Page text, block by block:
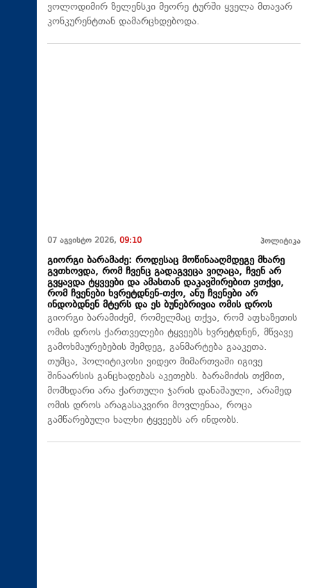
ვოლოდიმირ ზელენსკი მეორე ტურში ყველა მთავარ
კონკურენტთან დამარცხდებოდა.
07 აგვისტო 2026, 09:10 პოლიტიკა
გიორგი ბარამაძე: როდესაც მოწინააღმდეგე მხარე
გვთხოვდა, რომ ჩვენც გადაგვეცა ვიღაცა, ჩვენ არ
გვყავდა ტყვეები და ამასთან დაკავშირებით ვთქვი,
რომ ჩვენები ხვრეტდნენ-თქო, ანუ ჩვენები არ
ინდობდნენ მტერს და ეს ბუნებრივია ომის დროს
გიორგი ბარამიძემ, რომელმაც თქვა, რომ აფხაზეთის
ომის დროს ქართველები ტყვეებს ხვრეტდნენ, მწვავე
გამოხმაურებების შემდეგ, განმარტება გააკეთა.
თუმცა, პოლიტიკოსი ვიდეო მიმართვაში იგივე
შინაარსის განცხადებას აკეთებს. ბარამიძის თქმით,
მომხდარი არა ქართული ჯარის დანაშაული, არამედ
ომის დროს არაგასაკვირი მოვლენაა, როცა
გამწარებული ხალხი ტყვეებს არ ინდობს.